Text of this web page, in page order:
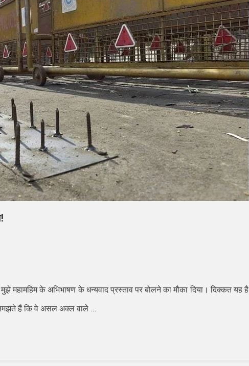
महामहिम के अभिभाषण के धन्यवाद प्रस्ताव पर बोलने का मौका दिया। दिक्कत यह है
हैं कि वे असल अक्ल वाले …